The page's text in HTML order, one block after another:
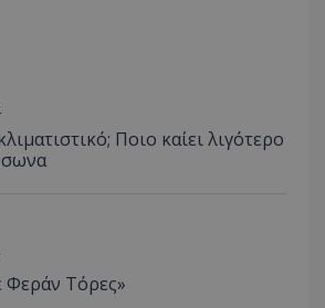
Ποιο καίει λιγότερο
Τόρες»